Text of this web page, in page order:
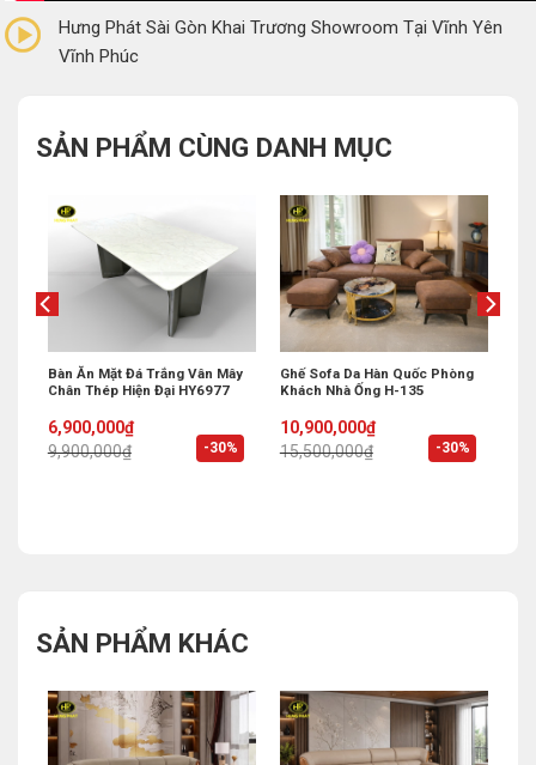
Hưng Phát Sài Gòn Khai Trương Showroom Tại Vĩnh Yên
Vĩnh Phúc
SẢN PHẨM CÙNG DANH MỤC
-30%
Bàn Ăn Mặt Đá Trắng Vân Mây
Chân Thép Hiện Đại HY6977
9,900,000₫
Original
price
was:
6,900,000₫
Current
price
is:
-30%
Ghế Sofa Da Hàn Quốc Phòng
Khách Nhà Ống H-135
15,500,000₫
Original
price
was:
10,900,000₫
Current
price
is:
SẢN PHẨM KHÁC